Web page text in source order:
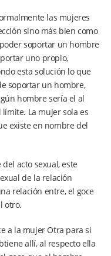
las mujeres
sino más bien como
soportar un hombre
uno propio,
esta solución lo que
soportar un hombre,
hombre sería el al
La mujer sola es
existe en nombre del
acto sexual, este
de la relación
relación entre, el goce
otro.
a la mujer Otra para si
allí, al respecto ella